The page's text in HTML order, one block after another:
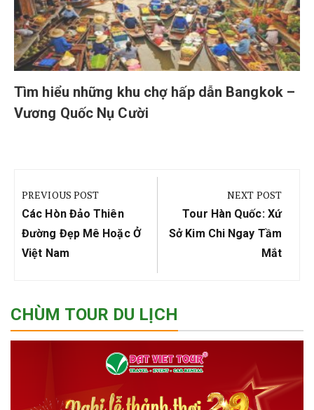
Tìm hiểu những khu chợ hấp dẫn Bangkok –
Vương Quốc Nụ Cười
hướng
bài
viết
PREVIOUS POST
Previous
Post:
Các Hòn Đảo Thiên
Đường Đẹp Mê Hoặc Ở
Việt Nam
NEXT POST
Next
Post:
Tour Hàn Quốc: Xứ
Sở Kim Chi Ngay Tầm
Mắt
CHÙM TOUR DU LỊCH